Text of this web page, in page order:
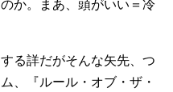
か。まあ、頭がいい＝冷
る詳だがそんな矢先、つ
、『ルール・オブ・ザ・